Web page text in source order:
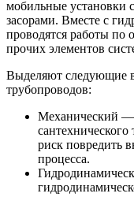
мобильные установки
засорами. Вместе с
проводятся работы по
прочих элементов
Выделяют следующие
трубопроводов:
Механический —
риск повредить
процесса.